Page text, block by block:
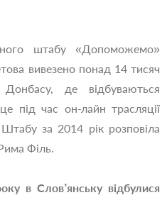
штабу «Допоможемо»
вивезено понад 14 тисяч
де відбуваються
під час он-лайн трасляції
за 2014 рік розповіла
Філь.
в Слов’янську відбулися